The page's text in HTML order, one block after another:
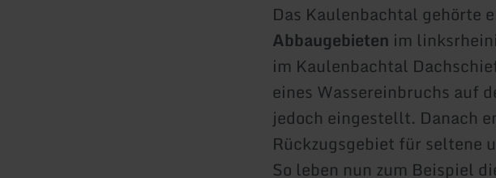
Das Kaulenbachtal gehörte
Abbaugebieten im
im Kaulenbachtal
eines Wassereinbruchs auf
jedoch eingestellt. Danach
Rückzugsgebiet für seltene
So leben nun zum Beispiel